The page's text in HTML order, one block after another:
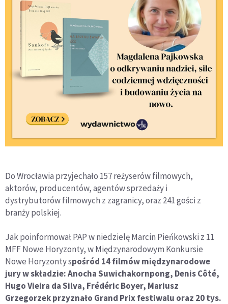
Do Wrocławia przyjechało 157 reżyserów filmowych,
aktorów, producentów, agentów sprzedaży i
dystrybutorów filmowych z zagranicy, oraz 241 gości z
branży polskiej.
Jak poinformował PAP w niedzielę Marcin Pieńkowski z 11
MFF Nowe Horyzonty, w Międzynarodowym Konkursie
Nowe Horyzonty spośród 14 filmów międzynarodowe
jury w składzie: Anocha Suwichakornpong, Denis Côté,
Hugo Vieira da Silva, Frédéric Boyer, Mariusz
Grzegorzek przyznało Grand Prix festiwalu oraz 20 tys.